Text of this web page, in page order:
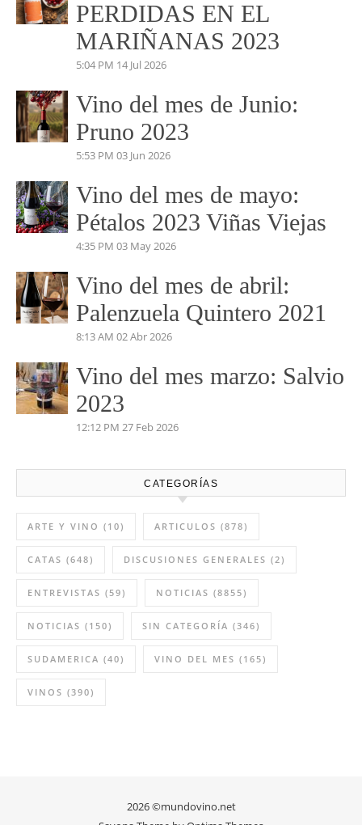
PERDIDAS EN EL
MARIÑANAS 2023
5:04 PM 14 Jul 2026
Vino del mes de Junio:
Pruno 2023
5:53 PM 03 Jun 2026
Vino del mes de mayo:
Pétalos 2023 Viñas Viejas
4:35 PM 03 May 2026
Vino del mes de abril:
Palenzuela Quintero 2021
8:13 AM 02 Abr 2026
Vino del mes marzo: Salvio
2023
12:12 PM 27 Feb 2026
CATEGORÍAS
ARTE Y VINO (10) ARTICULOS (878)
CATAS (648) DISCUSIONES GENERALES (2)
ENTREVISTAS (59) NOTICIAS (8855)
NOTICIAS (150) SIN CATEGORÍA (346)
SUDAMERICA (40) VINO DEL MES (165)
VINOS (390)
2026 ©mundovino.net